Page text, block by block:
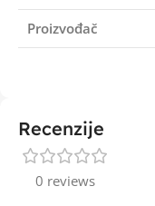
Proizvođač
Recenzije
0 reviews